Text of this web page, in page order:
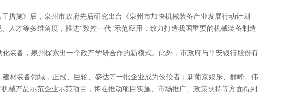
措施》后，泉州市政府先后研究出台《泉州市加快机械装备产业发展行动计划
人才等多维角度，推进"数控一代"示范应用，致力打造我国重要的机械装备制造
装备，泉州探索出一个政产学研合作的新模式。此外，市政府与平安银行股份有
材装备领域，正冠、巨轮、盛达等一批企业成为佼佼者；新葡京娱乐、群峰、伟
械产品示范企业示范项目，将在推动项目实施、市场推广、政策扶持等方面得到